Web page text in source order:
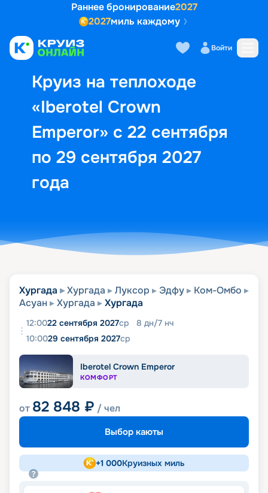
Раннее бронирование2027
2027миль каждому
Войти
Круиз на теплоходе
«Iberotel Crown
Emperor» с 22 сентября
по 29 сентября 2027
года
Выбор кают Маршрут и
Хургада Хургада Луксор Эдфу
Ком-Омбо
Асуан
Хургада Хургада
12:0022 сентября 2027ср 8 дн/7 нч
10:0029 сентября 2027ср
Iberotel Crown Emperor
КОМФОРТ
от 82 848 ₽ / чел
Выбор каюты
+1 000Круизных миль